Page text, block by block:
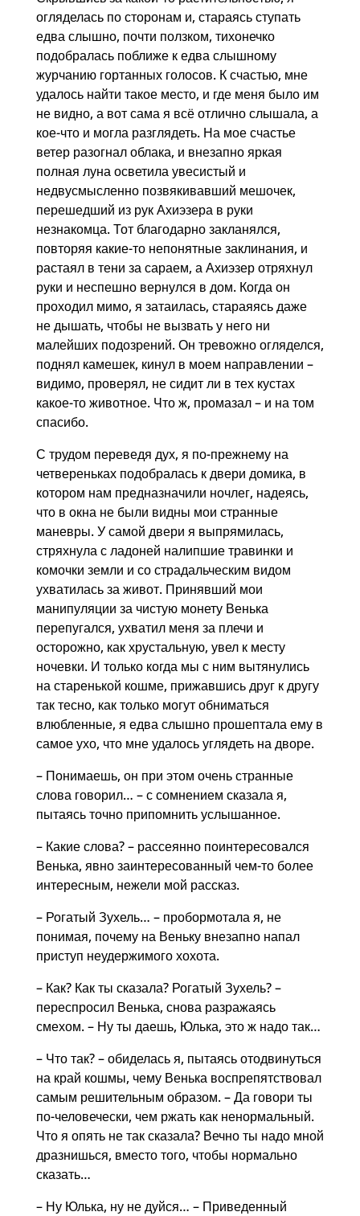
огляделась по сторонам и, стараясь ступать
едва слышно, почти ползком, тихонечко
подобралась поближе к едва слышному
журчанию гортанных голосов. К счастью, мне
удалось найти такое место, и где меня было им
не видно, а вот сама я всё отлично слышала, а
кое-что и могла разглядеть. На мое счастье
ветер разогнал облака, и внезапно яркая
полная луна осветила увесистый и
недвусмысленно позвякивавший мешочек,
перешедший из рук Ахиэзера в руки
незнакомца. Тот благодарно закланялся,
повторяя какие-то непонятные заклинания, и
растаял в тени за сараем, а Ахиэзер отряхнул
руки и неспешно вернулся в дом. Когда он
проходил мимо, я затаилась, стараяясь даже
не дышать, чтобы не вызвать у него ни
малейших подозрений. Он тревожно огляделся,
поднял камешек, кинул в моем направлении –
видимо, проверял, не сидит ли в тех кустах
какое-то животное. Что ж, промазал – и на том
спасибо.
С трудом переведя дух, я по-прежнему на
четвереньках подобралась к двери домика, в
котором нам предназначили ночлег, надеясь,
что в окна не были видны мои странные
маневры. У самой двери я выпрямилась,
стряхнула с ладоней налипшие травинки и
комочки земли и со страдальческим видом
ухватилась за живот. Принявший мои
манипуляции за чистую монету Венька
перепугался, ухватил меня за плечи и
осторожно, как хрустальную, увел к месту
ночевки. И только когда мы с ним вытянулись
на старенькой кошме, прижавшись друг к другу
так тесно, как только могут обниматься
влюбленные, я едва слышно прошептала ему в
самое ухо, что мне удалось углядеть на дворе.
– Понимаешь, он при этом очень странные
слова говорил… – с сомнением сказала я,
пытаясь точно припомнить услышанное.
– Какие слова? – рассеянно поинтересовался
Венька, явно заинтересованный чем-то более
интересным, нежели мой рассказ.
– Рогатый Зухель… – пробормотала я, не
понимая, почему на Веньку внезапно напал
приступ неудержимого хохота.
– Как? Как ты сказала? Рогатый Зухель? –
переспросил Венька, снова разражаясь
смехом. – Ну ты даешь, Юлька, это ж надо так…
– Что так? – обиделась я, пытаясь отодвинуться
на край кошмы, чему Венька воспрепятствовал
самым решительным образом. – Да говори ты
по-человечески, чем ржать как ненормальный.
Что я опять не так сказала? Вечно ты надо мной
дразнишься, вместо того, чтобы нормально
сказать…
– Ну Юлька, ну не дуйся… – Приведенный